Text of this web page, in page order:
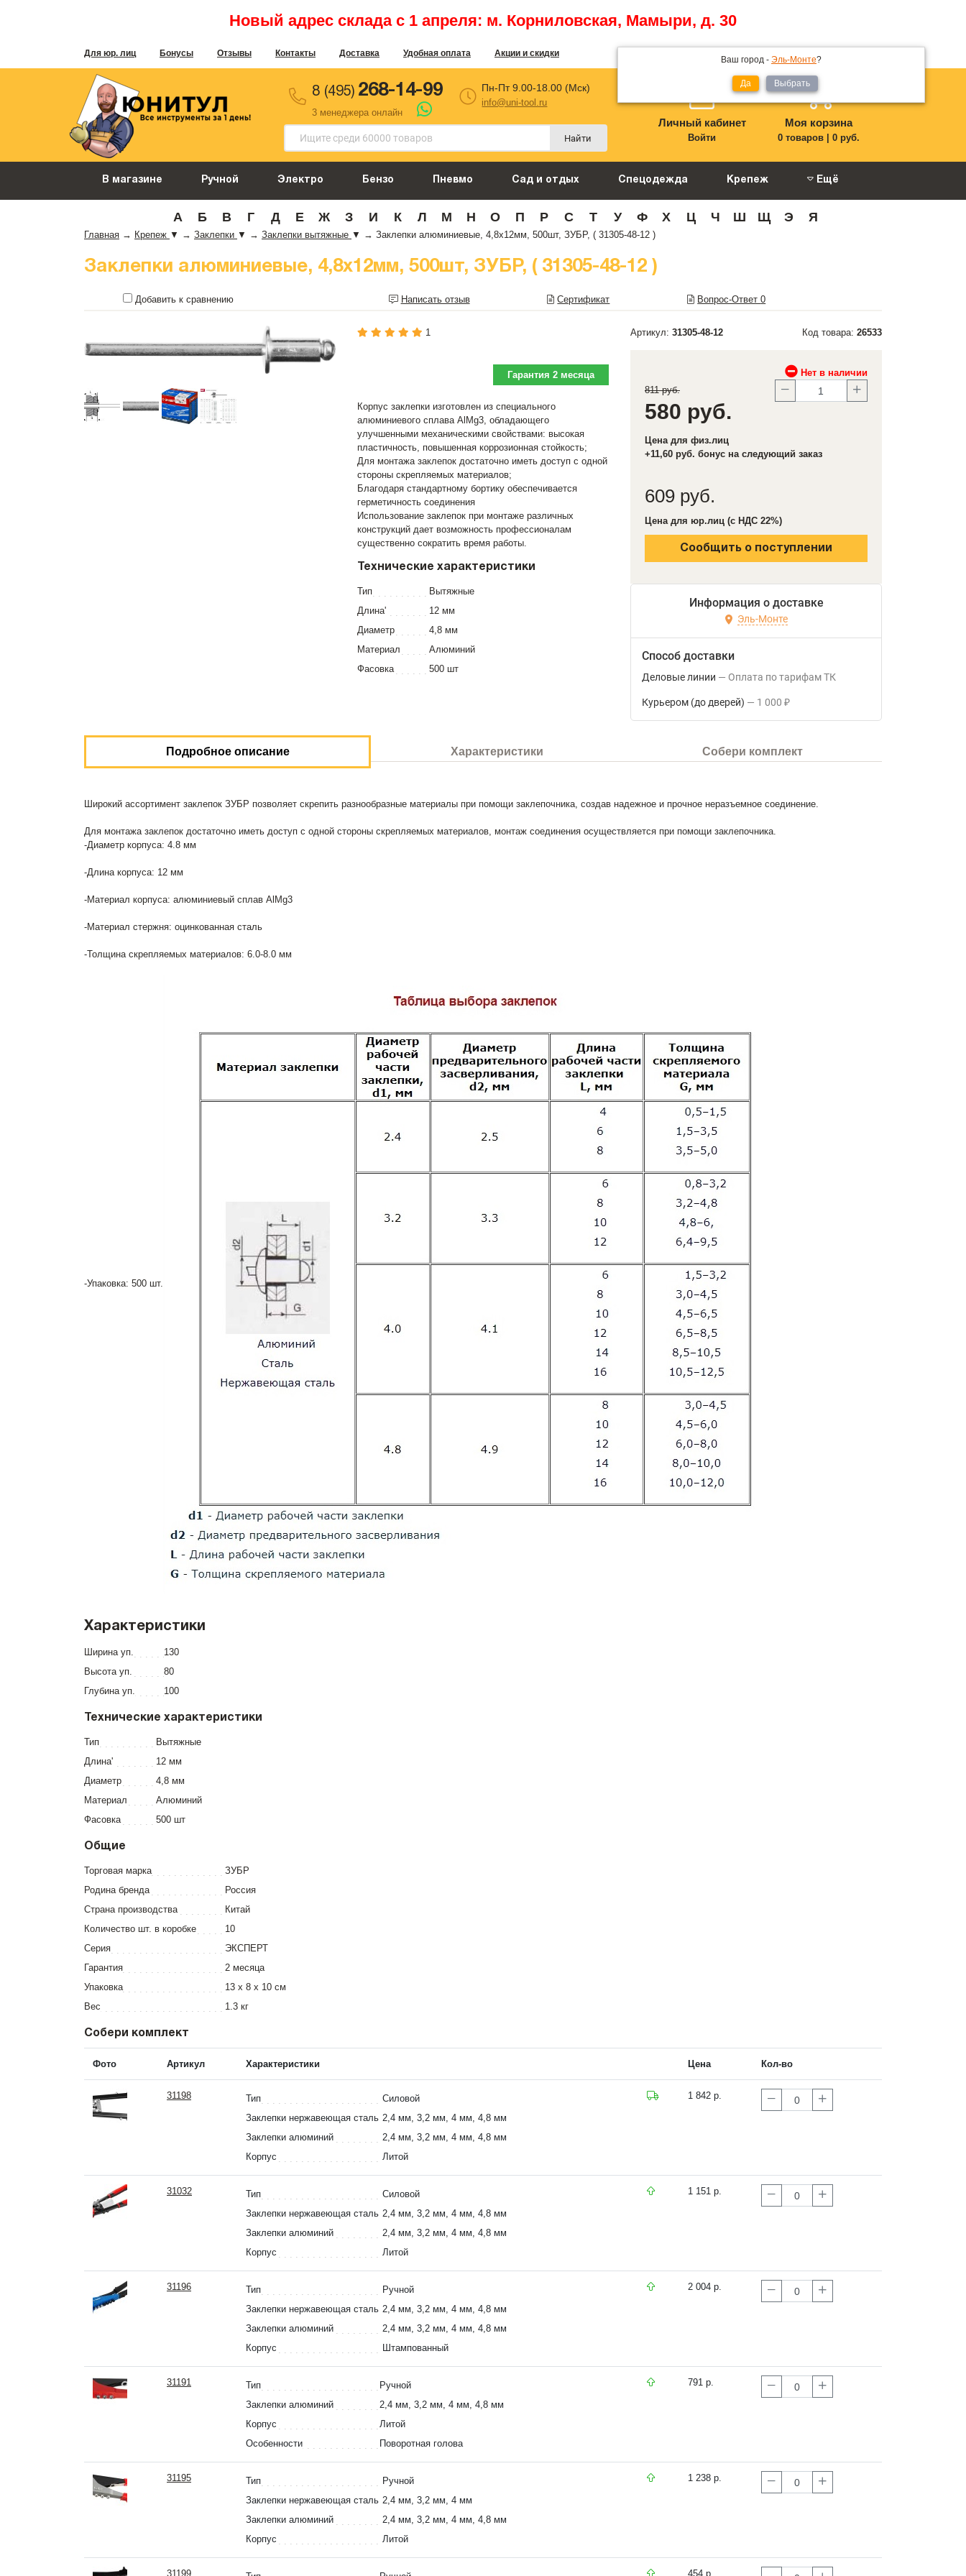
Новый адрес склада с 1 апреля: м. Корниловская, Мамыри, д. 30
Для юр. лиц Бонусы Отзывы Контакты Доставка Удобная оплата Акции и скидки
Ваш город - Эль-Монте?
Да Выбрать
8 (495) 268-14-99
3 менеджера онлайн
Пн-Пт 9.00-18.00 (Мск)
info@uni-tool.ru
Найти
Личный кабинет
Войти
Моя корзина
0 товаров| 0 руб.
В магазине Ручной Электро Бензо Пневмо Сад и отдых Спецодежда Крепеж Ещё
А Б В Г Д Е Ж З И К Л М Н О П Р С Т У Ф Х Ц Ч Ш Щ Э Я
Главная → Крепеж ▼ → Заклепки ▼ → Заклепки вытяжные ▼ → Заклепки алюминиевые, 4,8x12мм, 500шт, ЗУБР, ( 31305-48-12 )
Заклепки алюминиевые, 4,8x12мм, 500шт, ЗУБР, ( 31305-48-12 )
Добавить к сравнению Написать отзыв Сертификат Вопрос-Ответ0
1 Артикул: 31305-48-12 Код товара: 26533
Гарантия 2 месяца
Корпус заклепки изготовлен из специального
алюминиевого сплава AlMg3, обладающего
улучшенными механическими свойствами: высокая
пластичность, повышенная коррозионная стойкость;
Для монтажа заклепок достаточно иметь доступ с одной
стороны скрепляемых материалов;
Благодаря стандартному бортику обеспечивается
герметичность соединения
Использование заклепок при монтаже различных
конструкций дает возможность профессионалам
существенно сократить время работы.
Технические характеристики
Тип
Вытяжные
Длина'
12 мм
Диаметр
4,8 мм
Материал
Алюминий
Фасовка
500 шт
Нет в наличии
811 руб.
580 руб.
Цена для физ.лиц
+11,60 руб. бонус на следующий заказ
609 руб.
Цена для юр.лиц (с НДС 22%)
Сообщить о поступлении
Информация о доставке
Эль-Монте
Способ доставки
Деловые линии Оплата по тарифам ТК
Курьером (до дверей) 1 000 ₽
Подробное описание Характеристики Собери комплект
Широкий ассортимент заклепок ЗУБР позволяет скрепить разнообразные материалы при помощи заклепочника, создав надежное и прочное неразъемное соединение.
Для монтажа заклепок достаточно иметь доступ с одной стороны скрепляемых материалов, монтаж соединения осуществляется при помощи заклепочника.
-Диаметр корпуса: 4.8 мм
-Длина корпуса: 12 мм
-Материал корпуса: алюминиевый сплав AlMg3
-Материал стержня: оцинкованная сталь
-Толщина скрепляемых материалов: 6.0-8.0 мм
-Упаковка: 500 шт.
Характеристики
Ширина уп.
130
Высота уп.
80
Глубина уп.
100
Технические характеристики
Тип
Вытяжные
Длина'
12 мм
Диаметр
4,8 мм
Материал
Алюминий
Фасовка
500 шт
Общие
Торговая марка
ЗУБР
Родина бренда
Россия
Страна производства
Китай
Количество шт. в коробке
10
Серия
ЭКСПЕРТ
Гарантия
2 месяца
Упаковка
13 x 8 x 10 см
Вес
1.3 кг
Собери комплект
Фото Артикул Характеристики Цена Кол-во
31198 Тип
Силовой
Заклепки нержавеющая сталь 2,4 мм, 3,2 мм, 4 мм, 4,8 мм
Заклепки алюминий
2,4 мм, 3,2 мм, 4 мм, 4,8 мм
Корпус
Литой
1 842 р.
31032 Тип
Силовой
Заклепки нержавеющая сталь 2,4 мм, 3,2 мм, 4 мм, 4,8 мм
Заклепки алюминий
2,4 мм, 3,2 мм, 4 мм, 4,8 мм
Корпус
Литой
1 151 р.
31196 Тип
Ручной
Заклепки нержавеющая сталь 2,4 мм, 3,2 мм, 4 мм, 4,8 мм
Заклепки алюминий
2,4 мм, 3,2 мм, 4 мм, 4,8 мм
Корпус
Штампованный
2 004 р.
31191 Тип
Ручной
Заклепки алюминий
2,4 мм, 3,2 мм, 4 мм, 4,8 мм
Корпус
Литой
Особенности
Поворотная голова
791 р.
31195 Тип
Ручной
Заклепки нержавеющая сталь 2,4 мм, 3,2 мм, 4 мм
Заклепки алюминий
2,4 мм, 3,2 мм, 4 мм, 4,8 мм
Корпус
Литой
1 238 р.
31199 454 р.